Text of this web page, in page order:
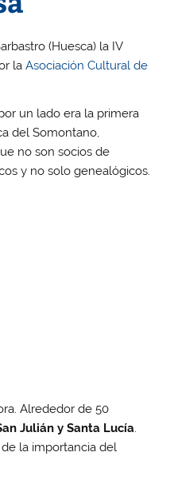
(Huesca) la IV
laAsociación Cultural de
un lado era la primera
del Somontano,
no son socios de
y no solo genealógicos.
Alrededor de 50
Julián y Santa Lucía.
la importancia del